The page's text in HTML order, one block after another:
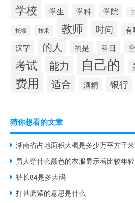
学校 学生 学科 学院
托福 技术 教师 时间 有
汉字 的人 的是 科目
考试 能力 自己的
费用 适合 酒精 银行
猜你想看的文章
湖南省占地面积大概是多少万平方千米
男人穿什么颜色的衣服显示着比较年
裤长84是多大码
打甚麽紧的意思是什么